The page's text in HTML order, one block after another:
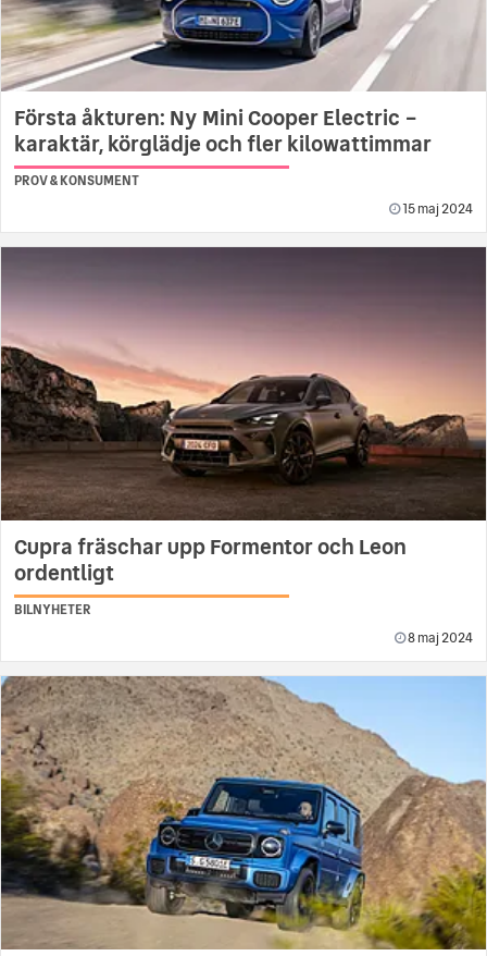
Första åkturen: Ny Mini Cooper Electric –
karaktär, körglädje och fler kilowattimmar
PROV & KONSUMENT
15 maj 2024
Cupra fräschar upp Formentor och Leon
ordentligt
BILNYHETER
8 maj 2024